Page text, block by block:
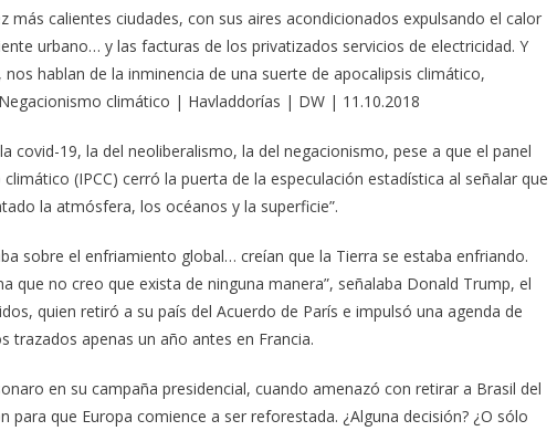
más calientes ciudades, con sus aires acondicionados expulsando el calor
urbano… y las facturas de los privatizados servicios de electricidad. Y
hablan de la inminencia de una suerte de apocalipsis climático,
climático | Havladdorías | DW | 11.10.2018
covid-19, la del neoliberalismo, la del negacionismo, pese a que el panel
(IPCC) cerró la puerta de la especulación estadística al señalar que
la atmósfera, los océanos y la superficie”.
sobre el enfriamiento global… creían que la Tierra se estaba enfriando.
no creo que exista de ninguna manera”, señalaba Donald Trump, el
quien retiró a su país del Acuerdo de París e impulsó una agenda de
apenas un año antes en Francia.
en su campaña presidencial, cuando amenazó con retirar a Brasil del
para que Europa comience a ser reforestada. ¿Alguna decisión? ¿O sólo